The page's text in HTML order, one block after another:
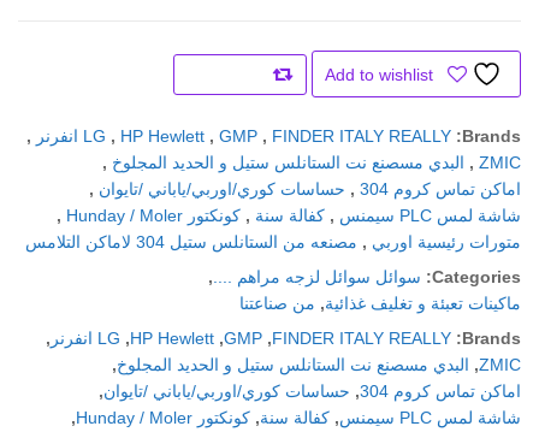
Add to wishlist
Brands:
FINDER ITALY REALLY
,
GMP
,
HP Hewlett
, LG انفرنر
,
ZMIC
, البدي مسصنع نت الستانلس ستيل و الحديد المجلوخ ,
اماكن تماس كروم 304
, حساسات كوري/اوربي/ياباني /تايوان ,
شاشة لمس PLC سيمنس
, كفالة سنة , كونكتور Hunday / Moler
,
متورات رئيسية اوربي , مصنعه من الستانلس ستيل 304 لاماكن التلامس
Categories:
سوائل سوائل لزجه مراهم .... ,
ماكينات تعبئة و تغليف غذائية, من صناعتنا
Brands:
FINDER ITALY REALLY
,
GMP
,
HP Hewlett
, LG انفرنر
,
ZMIC
, البدي مسصنع نت الستانلس ستيل و الحديد المجلوخ,
اماكن تماس كروم 304
, حساسات كوري/اوربي/ياباني /تايوان,
شاشة لمس PLC سيمنس
, كفالة سنة, كونكتور Hunday / Moler
,